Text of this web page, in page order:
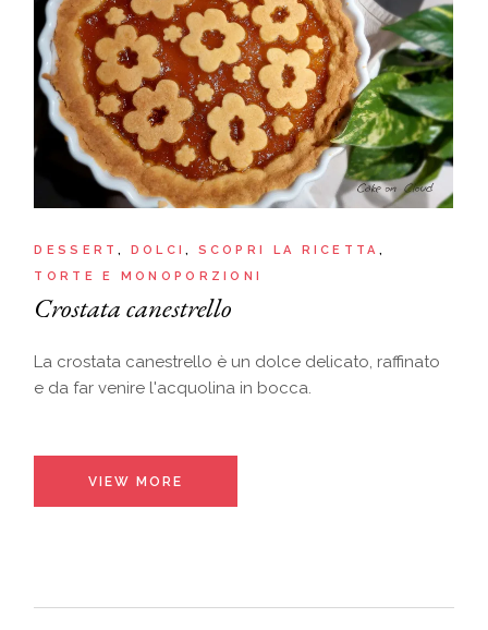
DESSERT DOLCI
SCOPRI LA RICETTA
TORTE E MONOPORZIONI
Crostata canestrello
La crostata canestrello è un dolce delicato, raffinato
e da far venire l'acquolina in bocca.
VIEW MORE